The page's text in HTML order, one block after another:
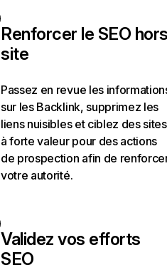
Renforcer le SEO
site
Passez en revue les
sur les Backlink, supprimez les
liens nuisibles et ciblez des sites
à forte valeur pour des actions
de prospection afin de
votre autorité.
Validez vos efforts
SEO